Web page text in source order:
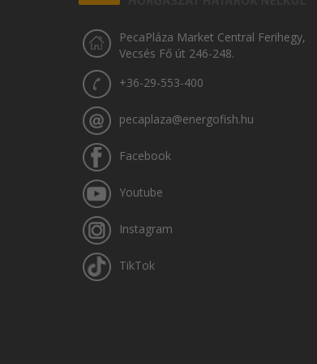
PecaPláza Market Central Ferihegy,
Vecsés Fő út 246-248.
+36-29-553-400
pecaplaza@energofish.hu
Facebook
Youtube
Instagram
TikTok